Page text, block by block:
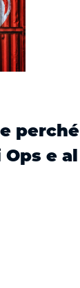
perché
Ops e al